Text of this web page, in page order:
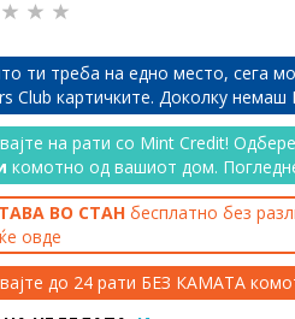
ти треба на едно место, сега
Club картичките. Доколку немаш
на рати со Mint Credit!
комотно од вашиот дом.
ВО СТАН бесплатно без
овде
до 24 рати БЕЗ КАМАТА